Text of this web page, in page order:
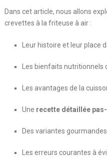
Dans cet article, nous allons
crevettes à la friteuse à air :
Leur histoire et leur place
Les bienfaits nutritionnels
Les avantages de la
Une recette détaillée
Des variantes
Les erreurs courantes à